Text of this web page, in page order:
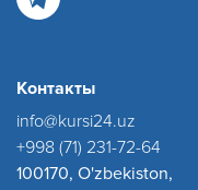
Контакты
info@kursi24.uz
+998 (71) 231-72-64
100170, O'zbekiston,